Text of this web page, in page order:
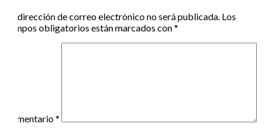
Tu dirección de correo electrónico no será publicada. Los
campos obligatorios están marcados con*
Comentario*